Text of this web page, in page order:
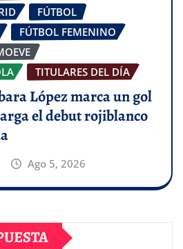
FÚTBOL
FÚTBOL FEMENINO
TITULARES DEL DÍA
López marca un gol
el debut rojiblanco
Ago 5, 2026